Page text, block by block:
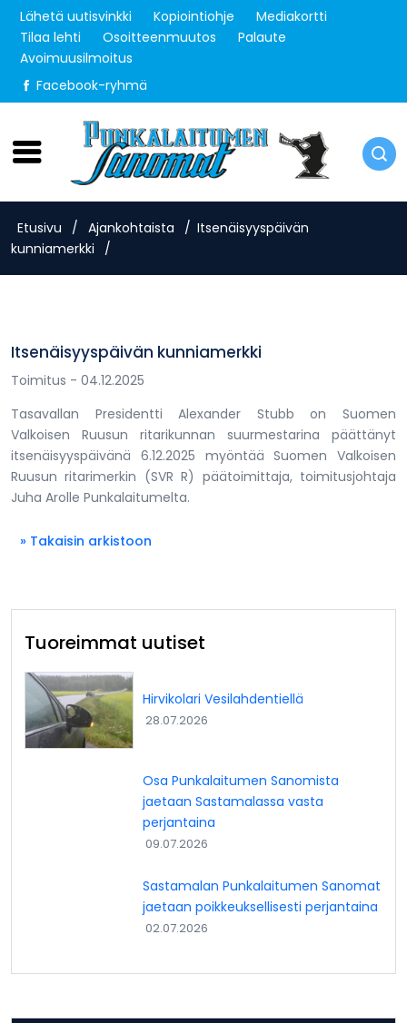
Lähetä uutisvinkki Kopiointiohje
Mediakortti
Tilaa lehti
Osoitteenmuutos
Palaute
Avoimuusilmoitus
Facebook-ryhmä
Perjantai 7.8.2026
Etusivu / Ajankohtaista / Itsenäisyyspäivän
kunniamerkki
/
Itsenäisyyspäivän kunniamerkki
Toimitus - 04.12.2025
Tasavallan Presidentti Alexander Stubb on Suomen
Valkoisen Ruusun ritarikunnan suurmestarina päättänyt
itsenäisyyspäivänä 6.12.2025 myöntää Suomen Valkoisen
Ruusun ritarimerkin (SVR R) päätoimittaja, toimitusjohtaja
Juha Arolle Punkalaitumelta.
» Takaisin arkistoon
Tuoreimmat uutiset
Hirvikolari Vesilahdentiellä
28.07.2026
Osa Punkalaitumen Sanomista
jaetaan Sastamalassa vasta
perjantaina
09.07.2026
Sastamalan Punkalaitumen Sanomat
jaetaan poikkeuksellisesti perjantaina
02.07.2026